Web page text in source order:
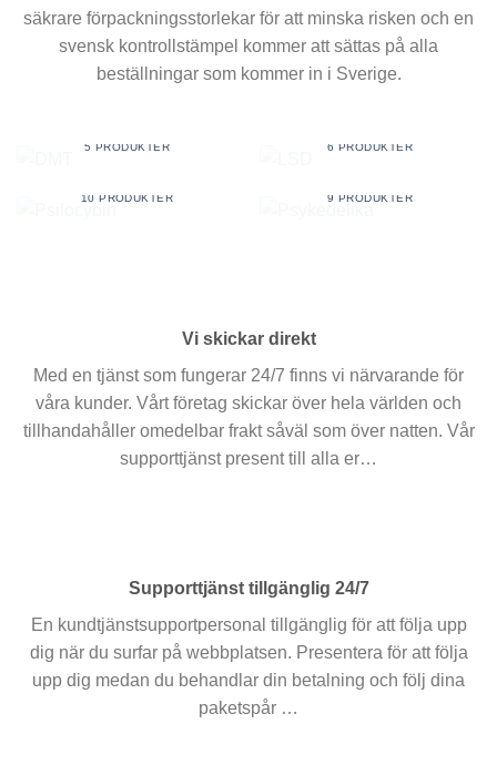
säkrare förpackningsstorlekar för att minska risken och en
svensk kontrollstämpel kommer att sättas på alla
beställningar som kommer in i Sverige.
5 PRODUKTER 6 PRODUKTER
10 PRODUKTER 9 PRODUKTER
Vi skickar direkt
Med en tjänst som fungerar 24/7 finns vi närvarande för
våra kunder. Vårt företag skickar över hela världen och
tillhandahåller omedelbar frakt såväl som över natten. Vår
supporttjänst present till alla er…
Supporttjänst tillgänglig 24/7
En kundtjänstsupportpersonal tillgänglig för att följa upp
dig när du surfar på webbplatsen. Presentera för att följa
upp dig medan du behandlar din betalning och följ dina
paketspår …